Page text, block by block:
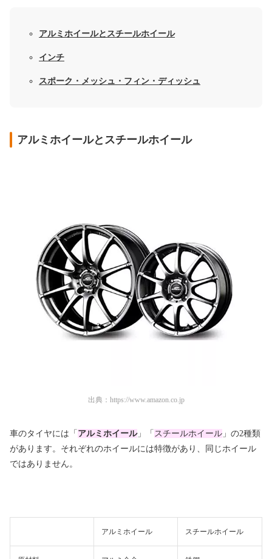
アルミホイールとスチールホイール
インチ
スポーク・メッシュ・フィン・ディッシュ
アルミホイールとスチールホイール
出典： https://www.amazon.co.jp
車のタイヤには「 アルミホイール」「 スチールホイール 」の2種類
があります。それぞれのホイールには特徴があり、同じホイール
ではありません。
アルミホイール スチールホイール